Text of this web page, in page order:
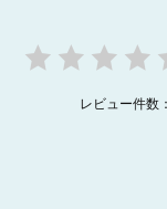
レビュー件数：